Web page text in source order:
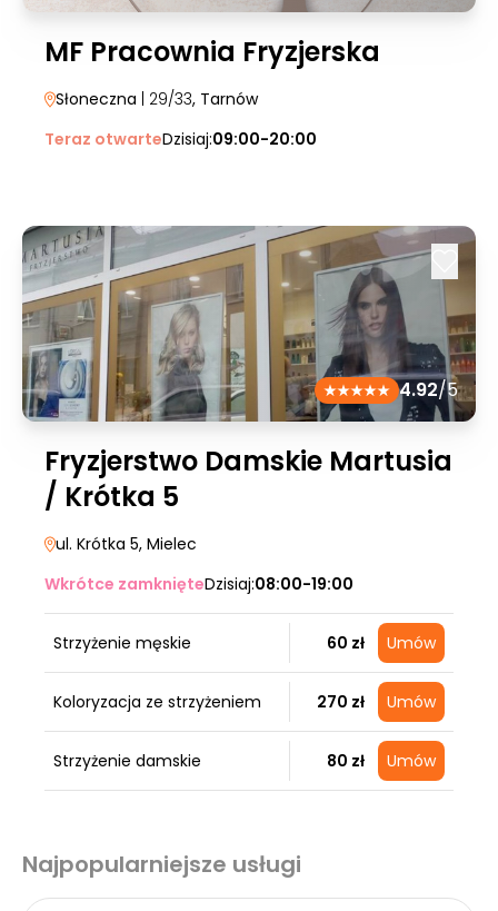
MF Pracownia Fryzjerska
Słoneczna | 29/33, Tarnów
Teraz otwarteDzisiaj:09:00-20:00
4.92/5
Fryzjerstwo Damskie Martusia
/ Krótka 5
ul. Krótka 5, Mielec
Wkrótce zamknięteDzisiaj:08:00-19:00
Strzyżenie męskie 60 zł Umów
Koloryzacja ze strzyżeniem 270 zł Umów
Strzyżenie damskie 80 zł Umów
Najpopularniejsze usługi